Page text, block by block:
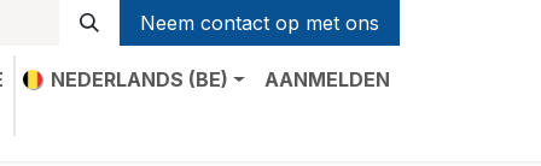
Neem contact op met ons
NEDERLANDS (BE)
AANMELDEN